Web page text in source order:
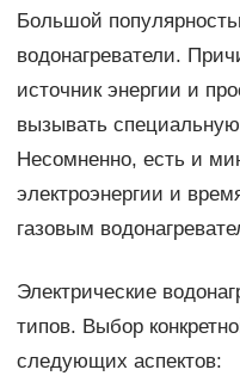
Большой
водонагреватели.
источник энергии и
вызывать
Несомненно, есть и
электроэнергии и
газовым
Электрические
типов. Выбор
следующих аспектов: